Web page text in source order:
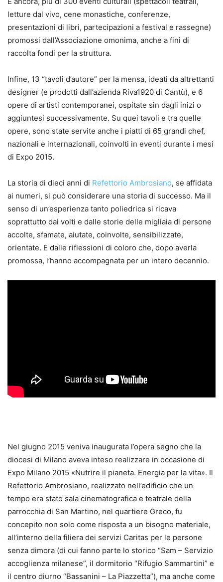
letture dal vivo, cene monastiche, conferenze,
presentazioni di libri, partecipazioni a festival e rassegne)
promossi dall’Associazione omonima, anche a fini di
raccolta fondi per la struttura.
Infine, 13 “tavoli d’autore” per la mensa, ideati da altrettanti
designer (e prodotti dall’azienda Riva1920 di Cantù), e 6
opere di artisti contemporanei, ospitate sin dagli inizi o
aggiuntesi successivamente. Su quei tavoli e tra quelle
opere, sono state servite anche i piatti di 65 grandi chef,
nazionali e internazionali, coinvolti in eventi durante i mesi
di Expo 2015.
La storia di dieci anni di Refettorio Ambrosiano, se affidata
ai numeri, si può considerare una storia di successo. Ma il
senso di un’esperienza tanto poliedrica si ricava
soprattutto dai volti e dalle storie delle migliaia di persone
accolte, sfamate, aiutate, coinvolte, sensibilizzate,
orientate. E dalle riflessioni di coloro che, dopo averla
promossa, l’hanno accompagnata per un intero decennio.
Nel giugno 2015 veniva inaugurata l’opera segno che la
diocesi di Milano aveva inteso realizzare in occasione di
Expo Milano 2015 «Nutrire il pianeta. Energia per la vita». Il
Refettorio Ambrosiano, realizzato nell’edificio che un
tempo era stato sala cinematografica e teatrale della
parrocchia di San Martino, nel quartiere Greco, fu
concepito non solo come risposta a un bisogno materiale,
all’interno della filiera dei servizi Caritas per le persone
senza dimora (di cui fanno parte lo storico “Sam – Servizio
accoglienza milanese”, il dormitorio “Rifugio Sammartini” e
il centro diurno “Bassanini – La Piazzetta”), ma anche come